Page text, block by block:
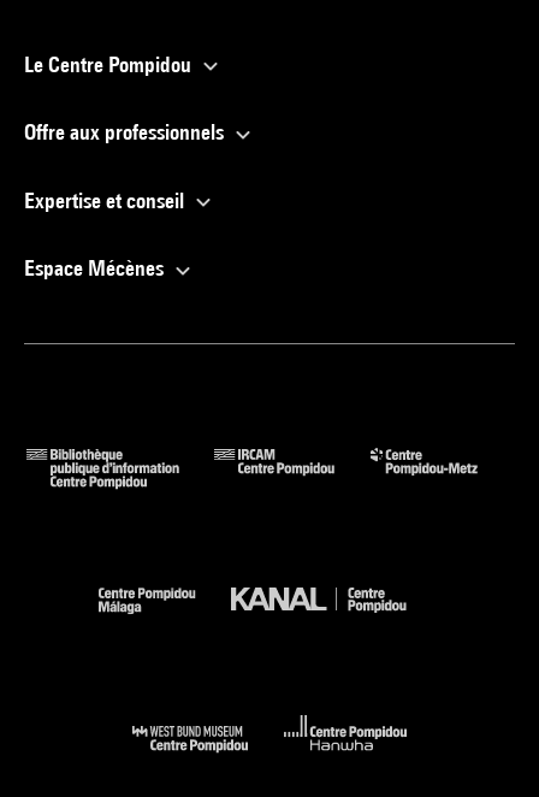
Le Centre Pompidou
Offre aux professionnels
Expertise et conseil
Espace Mécènes